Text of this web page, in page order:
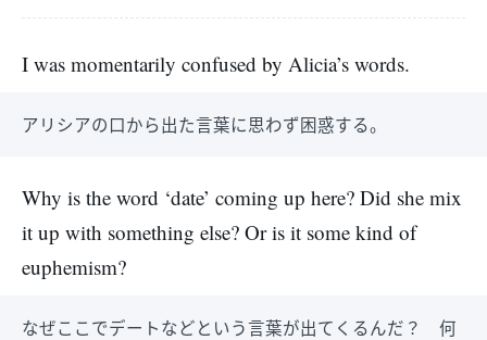
I was momentarily confused by Alicia’s words.
アリシアの口から出た言葉に思わず困惑する。
Why is the word ‘date’ coming up here? Did she mix
it up with something else? Or is it some kind of
euphemism?
なぜここでデートなどという言葉が出てくるんだ？ 何